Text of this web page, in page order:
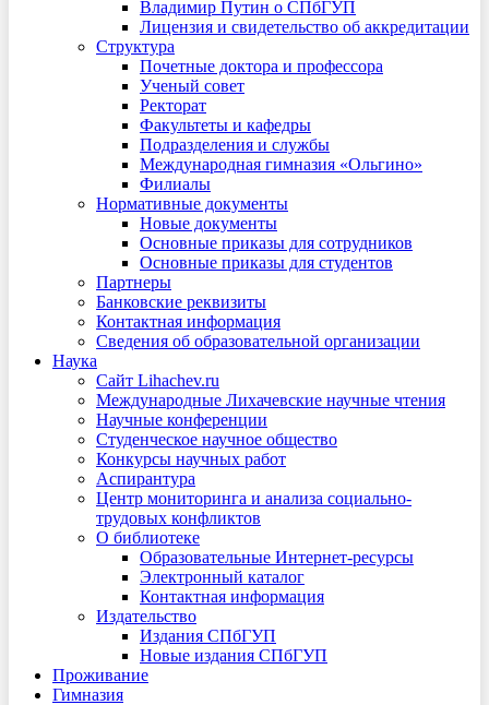
Владимир Путин о СПбГУП
Лицензия и свидетельство об аккредитации
Структура
Почетные доктора и профессора
Ученый совет
Ректорат
Факультеты и кафедры
Подразделения и службы
Международная гимназия «Ольгино»
Филиалы
Нормативные документы
Новые документы
Основные приказы для сотрудников
Основные приказы для студентов
Партнеры
Банковские реквизиты
Контактная информация
Сведения об образовательной организации
Наука
Сайт Lihachev.ru
Международные Лихачевские научные чтения
Научные конференции
Студенческое научное общество
Конкурсы научных работ
Аспирантура
Центр мониторинга и анализа социально-
трудовых конфликтов
О библиотеке
Образовательные Интернет-ресурсы
Электронный каталог
Контактная информация
Издательство
Издания СПбГУП
Новые издания СПбГУП
Проживание
Гимназия